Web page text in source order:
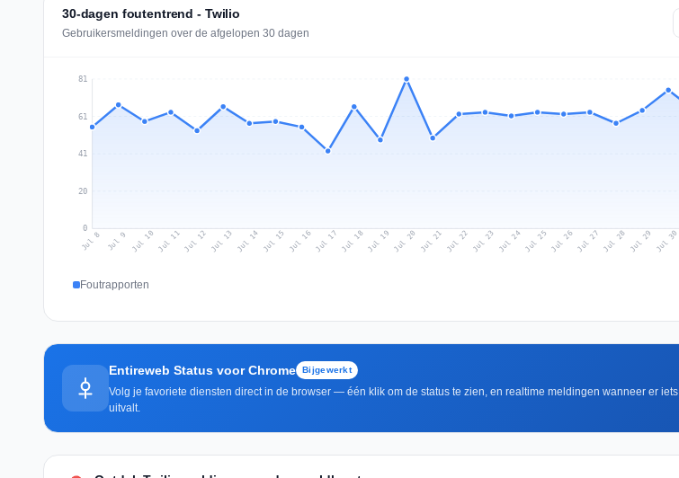
30-dagen foutentrend - Twilio
Gebruikersmeldingen over de afgelopen 30 dagen
0
20
41
61
81
Jul 8 Jul 9 Jul 10 Jul 11Jul 12 Jul 13 Jul 14 Jul 15 Jul 16Jul 17 Jul 18Jul 19 Jul 20 Jul 21 Jul 22 Jul 23 Jul 24Jul 25 Jul 26Jul 27 Jul 28 Jul 29 Jul 30
Foutrapporten
Entireweb Status voor Chrome Bijgewerkt
Volg je favoriete diensten direct in de browser — één klik om de status te zien, en realtime meldingen wanneer er iets
uitvalt.